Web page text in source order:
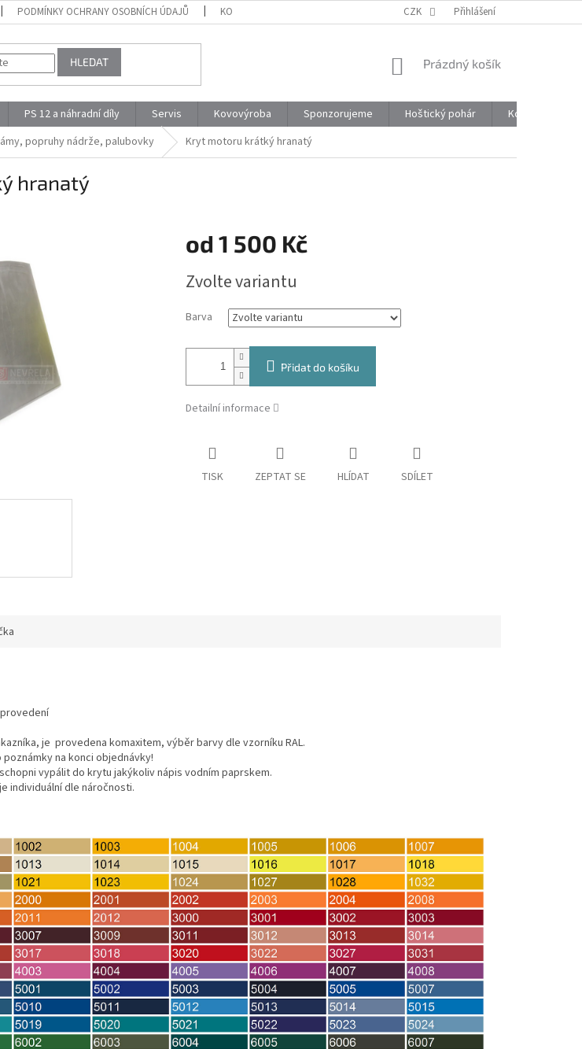
PODMÍNKY OCHRANY OSOBNÍCH ÚDAJŮ KONTAKTY CZK Přihlášení
HLEDAT
NÁKUPNÍ
Prázdný košík
PS 12 a náhradní díly Servis Kovovýroba Sponzorujeme Hoštický pohár
Kontakty
popruhy nádrže, palubovky Kryt motoru krátký hranatý
hranatý
od 1 500 Kč
cena:
Zvolte variantu
Barva
Přidat do košíku
Detailní informace
TISK ZEPTAT SE HLÍDAT SDÍLET
je provedena komaxitem, výběr barvy dle vzorníku RAL.
poznámky na konci objednávky!
vypálit do krytu jakýkoliv nápis vodním paprskem.
individuální dle náročnosti.